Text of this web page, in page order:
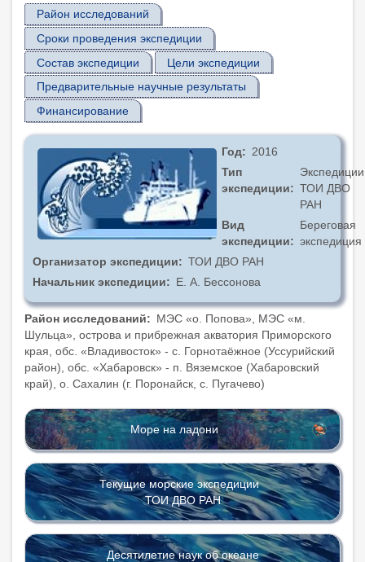
Район исследований
Сроки проведения экспедиции
Состав экспедиции
Цели экспедиции
Предварительные научные результаты
Финансирование
Год
2016
Тип
экспедиции
Экспедиции
ТОИ ДВО
РАН
Вид
экспедиции
Береговая
экспедиция
Организатор экспедиции
ТОИ ДВО РАН
Начальник экспедиции
Е. А. Бессонова
Район исследований
МЭС «о. Попова», МЭС «м.
Шульца», оcтрова и прибрежная акватория Приморского
края, обс. «Владивосток» - с. Горнотаёжное (Уссурийский
район), обс. «Хабаровск» - п. Вяземское (Хабаровский
край), о. Сахалин (г. Поронайск, с. Пугачево)
Море на ладони
Текущие морские экспедиции
ТОИ ДВО РАН
Десятилетие наук об океане